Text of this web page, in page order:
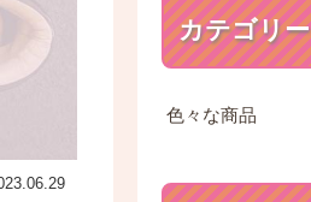
カテゴリー
色々な商品